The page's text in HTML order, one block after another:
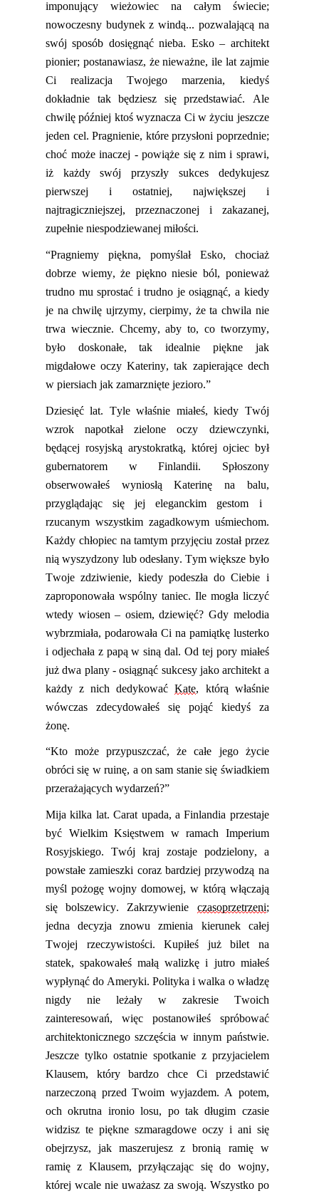
imponujący wieżowiec na całym świecie;
nowoczesny budynek z windą... pozwalającą na
swój sposób dosięgnąć nieba. Esko – architekt
pionier; postanawiasz, że nieważne, ile lat zajmie
Ci realizacja Twojego marzenia, kiedyś
dokładnie tak będziesz się przedstawiać. Ale
chwilę później ktoś wyznacza Ci w życiu jeszcze
jeden cel. Pragnienie, które przysłoni poprzednie;
choć możeinaczej - powiąże się z nim i sprawi,
iż każdy swój przyszły sukces dedykujesz
pierwszej i ostatniej, największej i
najtragiczniejszej, przeznaczonej i zakazanej,
zupełnie niespodziewanej miłości.
“Pragniemy piękna, pomyślał Esko, chociaż
dobrze wiemy, że piękno niesie ból, ponieważ
trudno mu sprostać i trudno je osiągnąć, a kiedy
je na chwilę ujrzymy, cierpimy, że ta chwila nie
trwa wiecznie. Chcemy, aby to, co tworzymy,
było doskonałe, tak idealnie piękne jak
migdałowe oczy Kateriny, tak zapierające dech
w piersiach jak zamarznięte jezioro.”
Dziesięć lat. Tyle właśnie miałeś, kiedy Twój
wzrok napotkał zielone oczy dziewczynki,
będącej rosyjską arystokratką, której ojciec był
gubernatorem w Finlandii. Spłoszony
obserwowałeś wyniosłą Katerinę na balu,
przyglądając się jej eleganckim gestom i
rzucanym wszystkim zagadkowym uśmiechom.
Każdy chłopiec na tamtym przyjęciu został przez
nią wyszydzony lub odesłany. Tym większe było
Twoje zdziwienie, kiedy podeszła do Ciebie i
zaproponowała wspólny taniec. Ile mogła liczyć
wtedy wiosen – osiem, dziewięć?Gdy melodia
wybrzmiała, podarowała Ci na pamiątkę lusterko
i odjechała z papą w siną dal. Od tej pory miałeś
już dwa plany - osiągnąć sukcesy jako architekt a
każdy z nich dedykowaćKate, którą właśnie
wówczas zdecydowałeś się pojąć kiedyś za
żonę.
“Kto może przypuszczać, że całe jego życie
obróci się w ruinę, a on sam stanie się świadkiem
przerażających wydarzeń?”
Mija kilka lat.Carat upada, aFinlandia przestaje
być Wielkim Księstwem w ramach Imperium
Rosyjskiego. Twój kraj zostaje podzielony, a
powstałe zamieszki coraz bardziej przywodzą na
myśl pożogę wojny domowej, w którą włączają
się bolszewicy. Zakrzywienie czasoprzetrzeni;
jedna decyzjaznowu zmienia kierunek całej
Twojej rzeczywistości. Kupiłeś już bilet na
statek, spakowałeś małą walizkę i jutro miałeś
wypłynąć do Ameryki. Polityka i walka o władzę
nigdy nie leżały w zakresie Twoich
zainteresowań, więc postanowiłeś spróbować
architektonicznego szczęścia w innym państwie.
Jeszcze tylko ostatnie spotkanie z przyjacielem
Klausem, który bardzo chce Ci przedstawić
narzeczoną przed Twoim wyjazdem. A potem,
och okrutna ironio losu, po tak długim czasie
widzisz te piękne szmaragdowe oczy i ani się
obejrzysz, jak maszerujesz z bronią ramię w
ramię z Klausem, przyłączając się do wojny,
której wcale nie uważasz za swoją. Wszystko po